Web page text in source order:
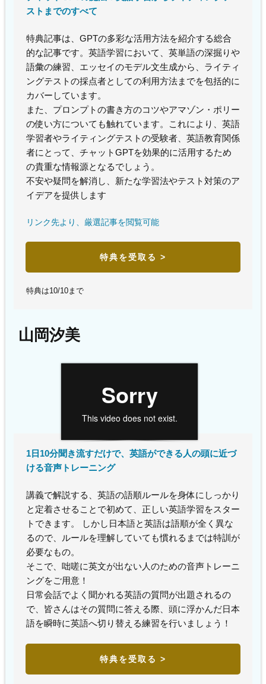
ストまでのすべて
特典記事は、GPTの多彩な活用方法を紹介する総合
的な記事です。英語学習において、英単語の深掘りや
語彙の練習、エッセイのモデル文生成から、ライティ
ングテストの採点者としての利用方法までを包括的に
カバーしています。
また、プロンプトの書き方のコツやアマゾン・ポリー
の使い方についても触れています。これにより、英語
学習者やライティングテストの受験者、英語教育関係
者にとって、チャットGPTを効果的に活用するため
の貴重な情報源となるでしょう。
不安や疑問を解消し、新たな学習法やテスト対策のア
イデアを提供します
リンク先より、厳選記事を閲覧可能
特典を受取る >
特典は10/10まで
山岡汐美
1日10分聞き流すだけで、英語ができる人の頭に近づ
ける音声トレーニング
講義で解説する、英語の語順ルールを身体にしっかり
と定着させることで初めて、正しい英語学習をスター
トできます。 しかし日本語と英語は語順が全く異な
るので、ルールを理解していても慣れるまでは特訓が
必要なもの。
そこで、咄嗟に英文が出ない人のための音声トレーニ
ングをご用意！
日常会話でよく聞かれる英語の質問が出題されるの
で、皆さんはその質問に答える際、頭に浮かんだ日本
語を瞬時に英語へ切り替える練習を行いましょう！
特典を受取る >